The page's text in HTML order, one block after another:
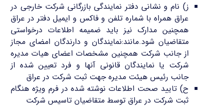
ز) نام و نشانی دفتر نمایندگی بازرگانی شرکت خارجی در
عراق همراه با شماره تلفن و فاکس و ایمیل دفتر در عراق
همچنین مدارک نیز باید ضمیمه اطلاعات درخواستی
متقاضیان شود.مانند:نمایندگان و دارندگان امضای مجاز
از جانب شرکت همچنین مشخصات اعضای هیات مدیره
شرکت یا نمایندگان قانونی آنها و فرد تعیین شده از
جانب رئیس هیئت مدیره جهت ثبت شرکت در عراق
ح) تایید صحت اطلاعات نوشته شده در فرم ویژه هنگام
ثبت شرکت در عراق توسط متقاضیان تاسیس شرکت